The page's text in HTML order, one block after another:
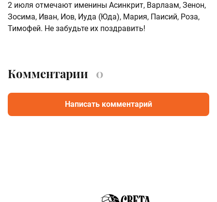
2 июля отмечают именины Асинкрит, Варлаам, Зенон,
Зосима, Иван, Иов, Иуда (Юда), Мария, Паисий, Роза,
Тимофей. Не забудьте их поздравить!
Комментарии 0
Написать комментарий